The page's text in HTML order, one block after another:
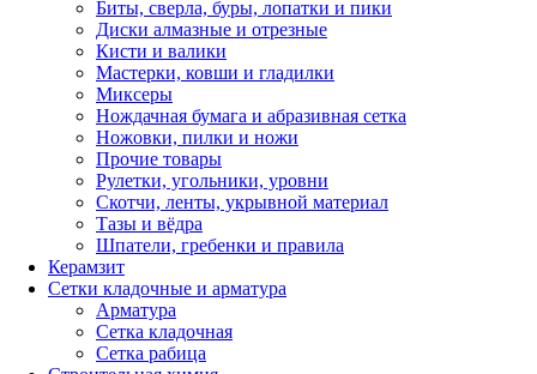
Биты, сверла, буры, лопатки и пики
Диски алмазные и отрезные
Кисти и валики
Мастерки, ковши и гладилки
Миксеры
Нождачная бумага и абразивная сетка
Ножовки, пилки и ножи
Прочие товары
Рулетки, угольники, уровни
Скотчи, ленты, укрывной материал
Тазы и вёдра
Шпатели, гребенки и правила
Керамзит
Сетки кладочные и арматура
Арматура
Сетка кладочная
Сетка рабица